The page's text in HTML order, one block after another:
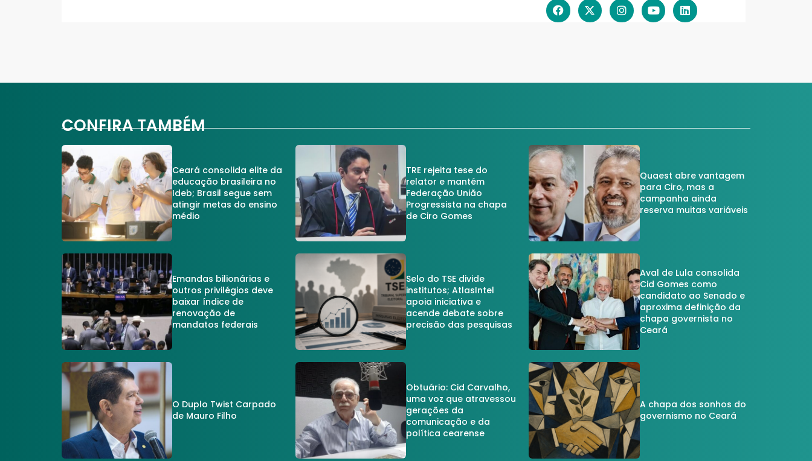
CONFIRA TAMBÉM
Ceará consolida elite da
educação brasileira no
Ideb; Brasil segue sem
atingir metas do ensino
médio
TRE rejeita tese do
relator e mantém
Federação União
Progressista na chapa
de Ciro Gomes
Quaest abre vantagem
para Ciro, mas a
campanha ainda
reserva muitas variáveis
Emandas bilionárias e
outros privilégios deve
baixar índice de
renovação de
mandatos federais
Selo do TSE divide
institutos; AtlasIntel
apoia iniciativa e
acende debate sobre
precisão das pesquisas
Aval de Lula consolida
Cid Gomes como
candidato ao Senado e
aproxima definição da
chapa governista no
Ceará
O Duplo Twist Carpado
de Mauro Filho
Obtuário: Cid Carvalho,
uma voz que atravessou
gerações da
comunicação e da
política cearense
A chapa dos sonhos do
governismo no Ceará